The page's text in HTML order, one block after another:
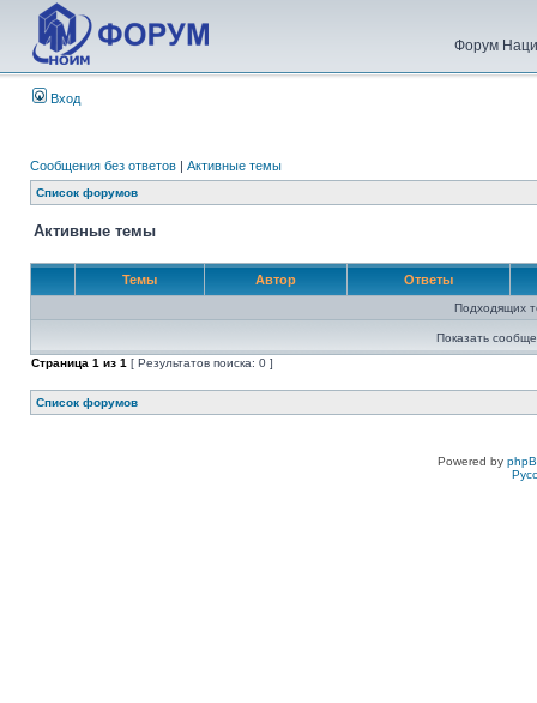
Форум
Вход
Сообщения без ответов | Активные темы
Список форумов
Активные темы
Темы Автор Ответы
Подходящих
Показать
Страница 1 из 1 [ Результатов поиска: 0 ]
Список форумов
Powered by